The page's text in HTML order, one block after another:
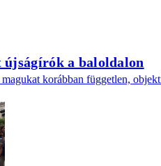
a baloldalon
korábban független,